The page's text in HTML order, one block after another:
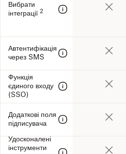
Вибрати
інтеграції 2
Автентифікація
через SMS
Функція
єдиного входу
(SSO)
Додаткові поля
підписувача
Удосконалені
інструменти